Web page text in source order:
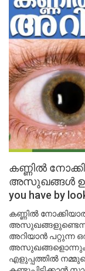
കണ്ണിൽ
അസുഖങ്ങൾ
you have by
കണ്ണിൽ
അറിയാൻ പറ്റുന്ന
അസുഖങ്ങളൊന്നും
എളുപ്പത്തിൽ